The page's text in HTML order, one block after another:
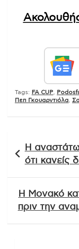
Tags: FA CUP
Πεπ Γκουαρντιόλα
άρθρων
Η
ότι κανείς
Η Μονακό
πριν την